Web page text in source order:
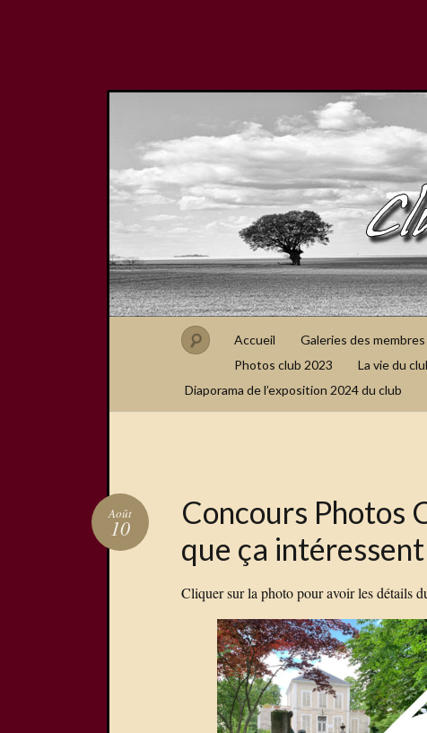
Accueil Galeries des
Photos club 2023
La vie du
Diaporama de l’exposition 2024 du club
Concours Photos
que ça intéressent
Août
10
Cliquer sur la photo pour avoir les détails